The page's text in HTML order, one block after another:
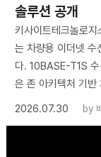
솔루션 공개
키사이트테크놀로
는 차량용 이더넷 수
다. 10BASE-T1S
은 존 아키텍처 기반
2026.07.30
by